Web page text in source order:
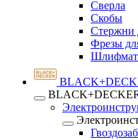
Сверла
Скобы
Стержни
Фрезы